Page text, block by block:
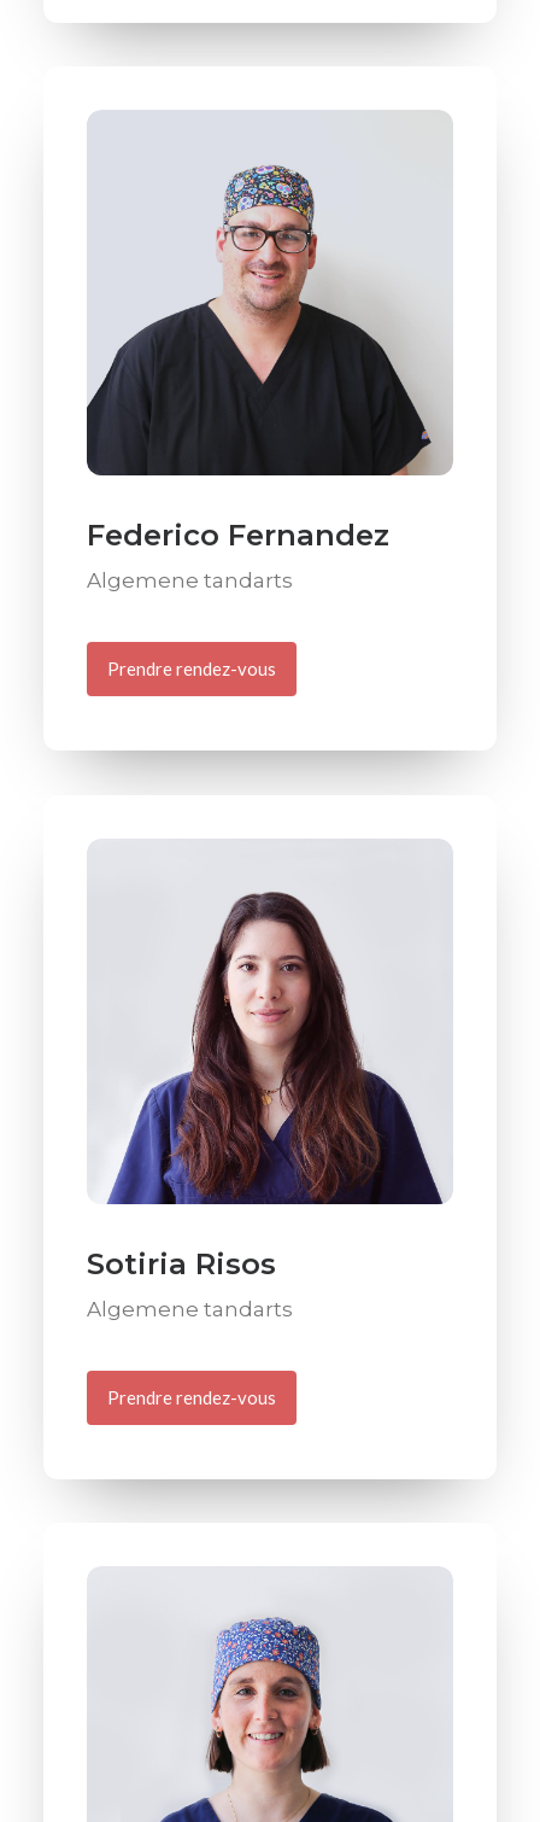
Federico Fernandez
Algemene tandarts
Sotiria Risos
Algemene tandarts